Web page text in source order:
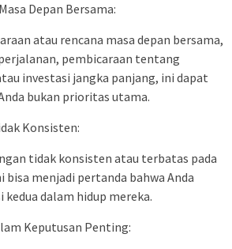
Depan Bersama:
atau rencana masa depan bersama,
pembicaraan tentang
investasi jangka panjang, ini dapat
bukan prioritas utama.
Konsisten:
tidak konsisten atau terbatas pada
menjadi pertanda bahwa Anda
kedua dalam hidup mereka.
Keputusan Penting: